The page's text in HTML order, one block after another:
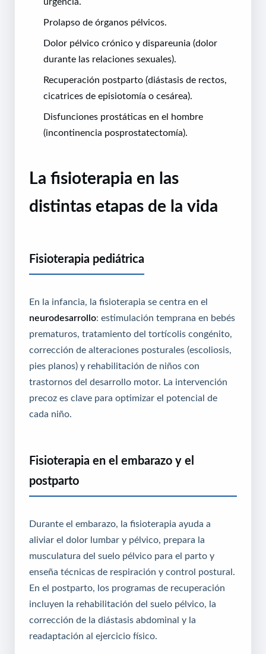
Prolapso de órganos pélvicos.
Dolor pélvico crónico y dispareunia (dolor
durante las relaciones sexuales).
Recuperación postparto (diástasis de rectos,
cicatrices de episiotomía o cesárea).
Disfunciones prostáticas en el hombre
(incontinencia posprostatectomía).
La fisioterapia en las
distintas etapas de la vida
Fisioterapia pediátrica
En la infancia, la fisioterapia se centra en el
neurodesarrollo: estimulación temprana en bebés
prematuros, tratamiento del tortícolis congénito,
corrección de alteraciones posturales (escoliosis,
pies planos) y rehabilitación de niños con
trastornos del desarrollo motor. La intervención
precoz es clave para optimizar el potencial de
cada niño.
Fisioterapia en el embarazo y el
postparto
Durante el embarazo, la fisioterapia ayuda a
aliviar el dolor lumbar y pélvico, prepara la
musculatura del suelo pélvico para el parto y
enseña técnicas de respiración y control postural.
En el postparto, los programas de recuperación
incluyen la rehabilitación del suelo pélvico, la
corrección de la diástasis abdominal y la
readaptación al ejercicio físico.